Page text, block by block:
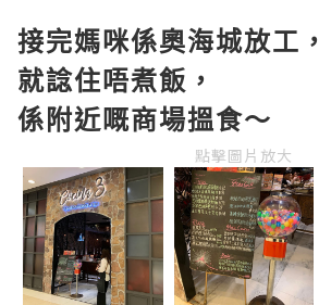
接完媽咪係奧海城放工，
就諗住唔煮飯，
係附近嘅商場搵食～
點擊圖片放大